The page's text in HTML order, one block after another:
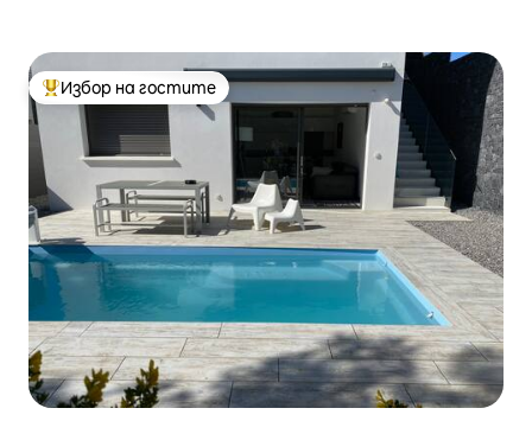
Най-популярен избор на гостите
Избор на гостите